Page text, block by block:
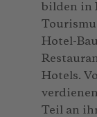
bilden in
Hotel-
Hotels.
Teil an